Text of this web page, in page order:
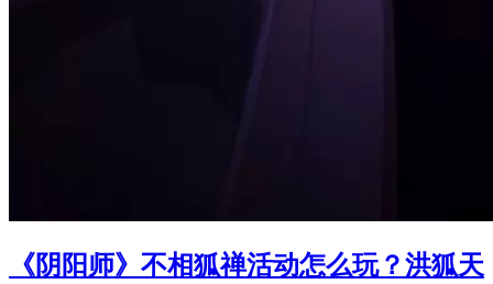
《阴阳师》不相狐禅活动怎么玩？洪狐天